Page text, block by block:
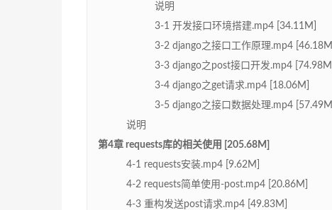
说明
3-1 开发接口环境搭建.mp4 [34.11M]
3-2 django之接口工作原理.mp4 [46.18M]
3-3 django之post接口开发.mp4 [74.98M]
3-4 django之get请求.mp4 [18.06M]
3-5 django之接口数据处理.mp4 [57.49M]
说明
第4章 requests库的相关使用 [205.68M]
4-1 requests安装.mp4 [9.62M]
4-2 requests简单使用-post.mp4 [20.86M]
4-3 重构发送post请求.mp4 [49.83M]